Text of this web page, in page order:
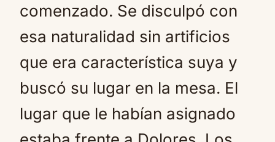
comenzado. Se disculpó con
esa naturalidad sin artificios
que era característica suya y
buscó su lugar en la mesa. El
lugar que le habían asignado